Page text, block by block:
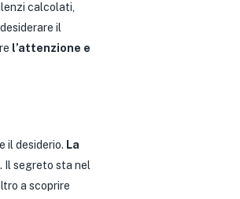
calcolati,
il
l’attenzione e
il desiderio. La
Il segreto sta nel
a scoprire